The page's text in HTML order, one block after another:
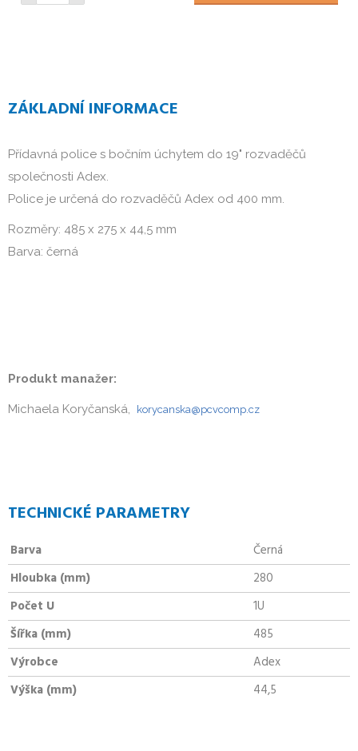
ZÁKLADNÍ INFORMACE
Přídavná police s bočním úchytem do 19" rozvaděčů
společnosti Adex.
Police je určená do rozvaděčů Adex od 400 mm.
Rozměry: 485 x 275 x 44,5 mm
Barva: černá
Produkt manažer:
Michaela Koryčanská, korycanska@pcvcomp.cz
TECHNICKÉ PARAMETRY
Barva
Černá
Hloubka (mm)
280
Počet U
1U
Šířka (mm)
485
Výrobce
Adex
Výška (mm)
44,5